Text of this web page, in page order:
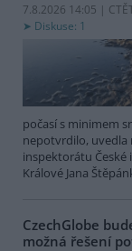
7.8.2026 14:05 |
Diskuse: 1
počasí s minimem
nepotvrdilo, uvedla
inspektorátu České
Králové Jana
CzechGlobe
možná řešení